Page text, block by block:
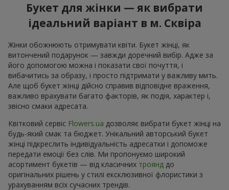
Букет для жінки — як вибрати
ідеальний варіант в м. Сквіра
Жінки обожнюють отримувати квіти. Букет жінці, як
витончений подарунок — завжди доречний вибір. Адже за
його допомогою можна і показати свої почуття, і
вибачитись за образу, і просто підтримати у важливу мить.
Але щоб букет жінці дійсно справив відповідне враження,
важливо врахувати багато факторів, як подія, характер і,
звісно смаки адресата.
Квітковий сервіс Flowers.ua дозволяє вибрати букет жінці на
будь-який смак та бюджет. Унікальний авторський букет
жінці підкреслить індивідуальність адресатки і допоможе
передати емоції без слів. Ми пропонуємо широкий
асортимент букетів — від класичних троянд до
оригінальних рішень у стилі ексклюзивної флористики з
урахуванням всіх сучасних трендів.